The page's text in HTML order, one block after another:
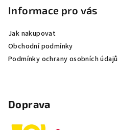
Informace pro vás
Jak nakupovat
Obchodní podmínky
Podmínky ochrany osobních údajů
Doprava